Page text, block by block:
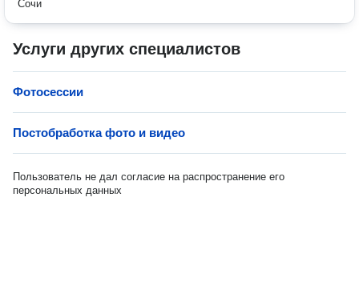
Сочи
Услуги других специалистов
Фотосессии
Постобработка фото и видео
Пользователь не дал согласие на распространение его
персональных данных